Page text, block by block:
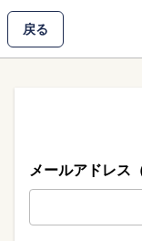
戻る
メールアドレス